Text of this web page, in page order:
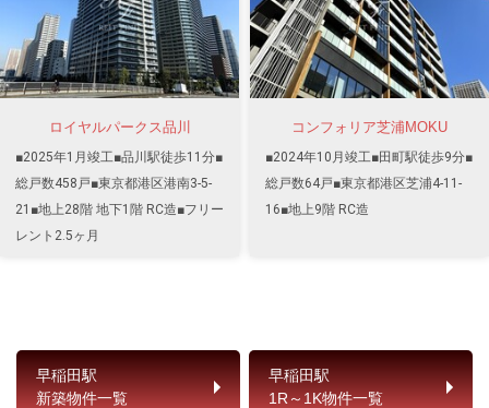
ロイヤルパークス品川
■2025年1月竣工■品川駅徒歩11分■
総戸数458戸■東京都港区港南3-5-
21■地上28階 地下1階 RC造■フリー
レント2.5ヶ月
コンフォリア芝浦MOKU
■2024年10月竣工■田町駅徒歩9分■
総戸数64戸■東京都港区芝浦4-11-
16■地上9階 RC造
早稲田駅
新築物件一覧
早稲田駅
1R～1K物件一覧